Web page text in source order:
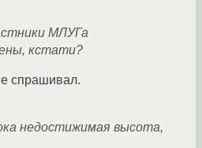
МЛУГа
кстати?
спрашивал.
недостижимая высота,